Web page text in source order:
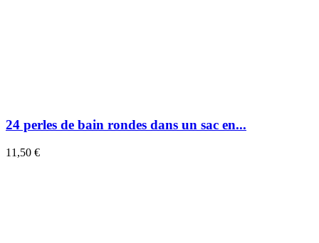
24 perles de bain rondes dans un sac en...
11,50 €